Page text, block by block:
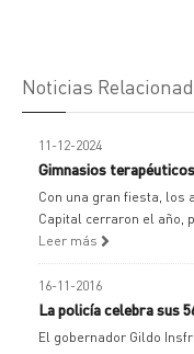
Noticias
11-12-2024
Gimnasios
Con una gran fiesta, los
Capital cerraron el año,
Leer más
16-11-2016
La policía celebra sus
El gobernador Gildo